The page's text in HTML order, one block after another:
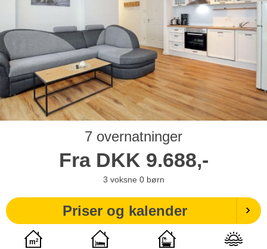
7 overnatninger
Fra DKK 9.688,-
3 voksne 0 børn
Priser og kalender